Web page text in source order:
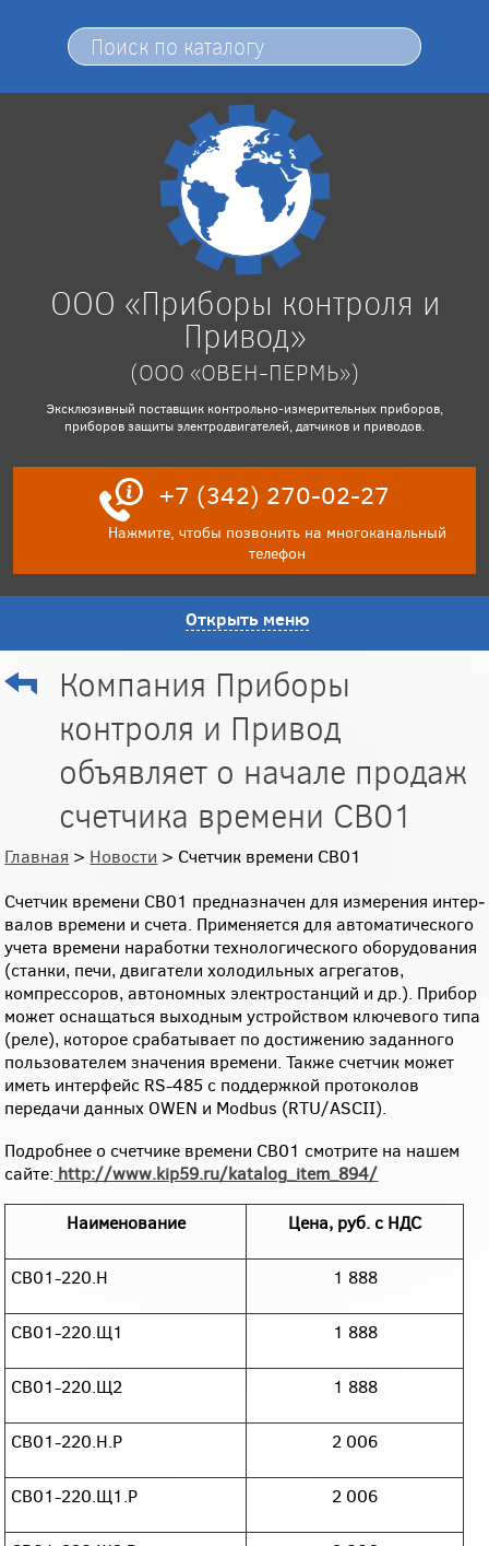
ООО «Приборы контроля и
Привод»
(ООО «ОВЕН-ПЕРМЬ»)
Эксклюзивный поставщик контрольно-измерительных приборов,
приборов защиты электродвигателей, датчиков и приводов.
+7 (342) 270-02-27
Нажмите, чтобы позвонить на многоканальный
телефон
Открыть меню
Компания Приборы
контроля и Привод
объявляет о начале продаж
счетчика времени СВ01
Главная > Новости > Счетчик времени СВ01
Счетчик времени СВ01 предназначен для измерения интер­
валов времени и счета. Применяется для автоматического
учета времени наработки технологического оборудования
(станки, печи, двигатели холодильных агрегатов,
компрессоров, автономных электростанций и др.). Прибор
может оснащаться выходным устройством ключевого типа
(реле), которое срабатывает по достижению заданного
пользователем значения времени. Также счетчик может
иметь интерфейс RS-485 с поддержкой протоколов
передачи данных OWEN и Modbus (RTU/ASCII).
Подробнее о счетчике времени СВ01 смотрите на нашем
сайте: http://www.kip59.ru/katalog_item_894/
Наименование Цена, руб. с НДС
СВ01-220.Н 1 888
СВ01-220.Щ1 1 888
СВ01-220.Щ2 1 888
СВ01-220.Н.Р 2 006
СВ01-220.Щ1.Р 2 006